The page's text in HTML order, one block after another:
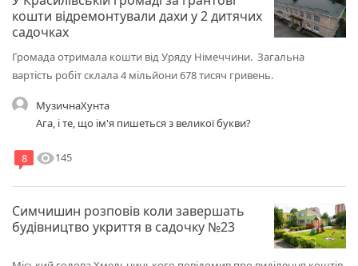
кошти відремонтували дахи у 2 дитячих
садочках
Громада отримала кошти від Уряду Німеччини. Загальна
вартість робіт склала 4 мільйони 678 тисяч гривень.
МузичнаХунта
Ага, і те, що ім'я пишеться з великої букви?
8 visibility145
Симчишин розповів коли завершать
будівництво укриття в садочку №23